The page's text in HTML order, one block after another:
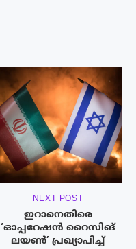
NEXT POST
ഇറാനെതിരെ
‘ഓപ്പറേഷൻ റൈസിങ്
ലയൺ’ പ്രഖ്യാപിച്ച്